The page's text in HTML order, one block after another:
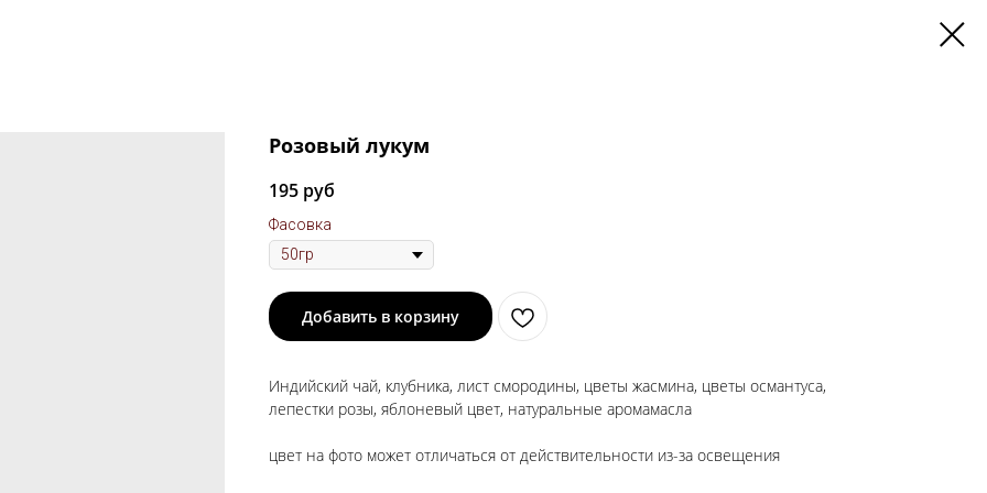
Розовый лукум
195 руб
Фасовка
Добавить в корзину
Индийский чай, клубника, лист смородины, цветы жасмина, цветы османтуса,
лепестки розы, яблоневый цвет, натуральные аромамасла
цвет на фото может отличаться от действительности из-за освещения